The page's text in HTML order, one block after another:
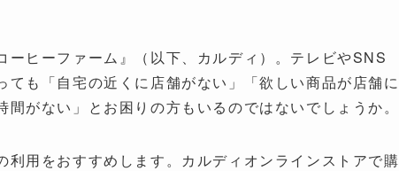
ヒーファーム』（以下、カルディ）。テレビやSNS
も「自宅の近くに店舗がない」「欲しい商品が店舗に
がない」とお困りの方もいるのではないでしょうか。
用をおすすめします。カルディオンラインストアで購